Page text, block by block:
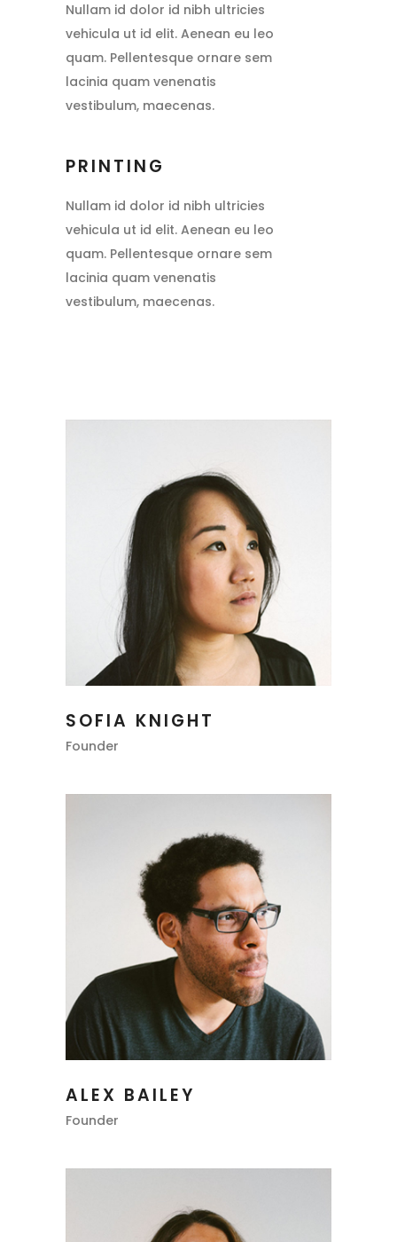
Nullam id dolor id nibh ultricies
vehicula ut id elit. Aenean eu leo
quam. Pellentesque ornare sem
lacinia quam venenatis
vestibulum, maecenas.
PRINTING
Nullam id dolor id nibh ultricies
vehicula ut id elit. Aenean eu leo
quam. Pellentesque ornare sem
lacinia quam venenatis
vestibulum, maecenas.
SOFIA KNIGHT
Founder
ALEX BAILEY
Founder